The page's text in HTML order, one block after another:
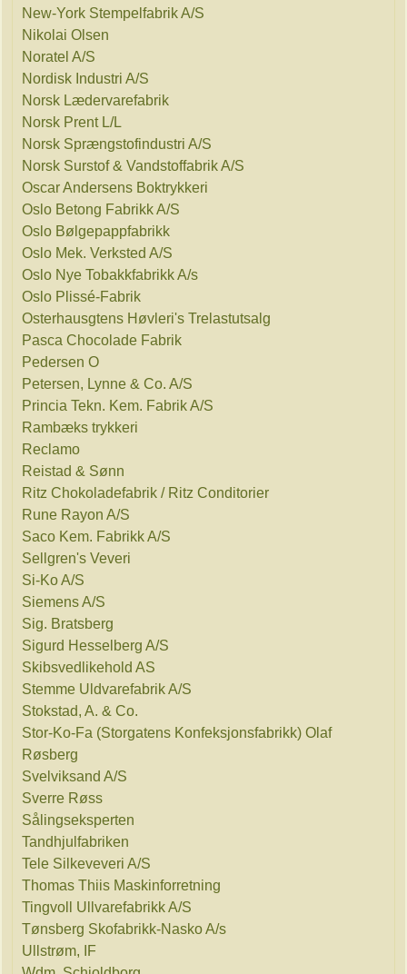
New-York Stempelfabrik A/S
Nikolai Olsen
Noratel A/S
Nordisk Industri A/S
Norsk Lædervarefabrik
Norsk Prent L/L
Norsk Sprængstofindustri A/S
Norsk Surstof & Vandstoffabrik A/S
Oscar Andersens Boktrykkeri
Oslo Betong Fabrikk A/S
Oslo Bølgepappfabrikk
Oslo Mek. Verksted A/S
Oslo Nye Tobakkfabrikk A/s
Oslo Plissé-Fabrik
Osterhausgtens Høvleri's Trelastutsalg
Pasca Chocolade Fabrik
Pedersen O
Petersen, Lynne & Co. A/S
Princia Tekn. Kem. Fabrik A/S
Rambæks trykkeri
Reclamo
Reistad & Sønn
Ritz Chokoladefabrik / Ritz Conditorier
Rune Rayon A/S
Saco Kem. Fabrikk A/S
Sellgren's Veveri
Si-Ko A/S
Siemens A/S
Sig. Bratsberg
Sigurd Hesselberg A/S
Skibsvedlikehold AS
Stemme Uldvarefabrik A/S
Stokstad, A. & Co.
Stor-Ko-Fa (Storgatens Konfeksjonsfabrikk) Olaf
Røsberg
Svelviksand A/S
Sverre Røss
Sålingseksperten
Tandhjulfabriken
Tele Silkeveveri A/S
Thomas Thiis Maskinforretning
Tingvoll Ullvarefabrikk A/S
Tønsberg Skofabrikk-Nasko A/s
Ullstrøm, IF